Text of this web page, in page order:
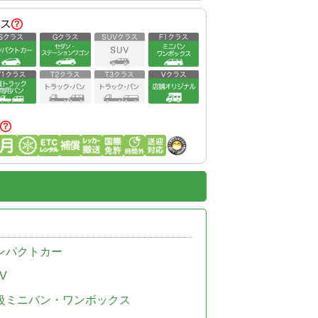
パクトカー
ミニバン・ワンボックス